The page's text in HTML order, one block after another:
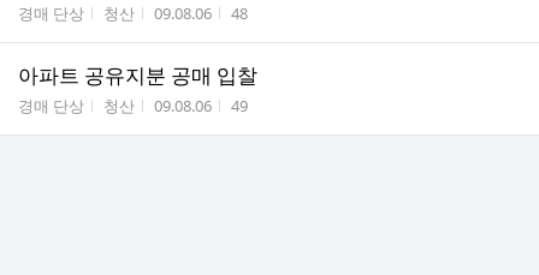
게시판명
경매 단상 작성자
청산 작성시간
09.08.06 조회수
48
아파트 공유지분 공매 입찰
게시판명
경매 단상 작성자
청산 작성시간
09.08.06 조회수
49